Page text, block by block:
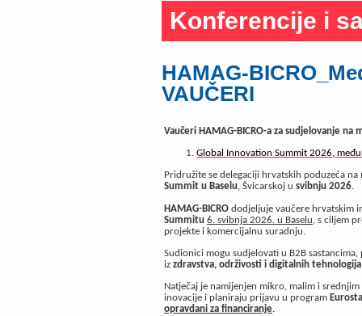
Konferencije i
HAMAG-
VAUČERI
Vaučeri HAMAG-BICRO-a za sudjelovanje
Global Innovation Summit 2026,
Pridružite se delegaciji hrvatskih poduzeća
Summit u Baselu, Švicarskoj u svibnju 2026.
HAMAG-BICRO dodjeljuje vaučere hrvatskim
Summitu 6. svibnja 2026. u Baselu, s ciljem
projekte i komercijalnu suradnju.
Sudionici mogu sudjelovati u B2B
iz zdravstva, održivosti i digitalnih
Natječaj je namijenjen mikro, malim i
inovacije i planiraju prijavu u program
opravdani za financiranje.